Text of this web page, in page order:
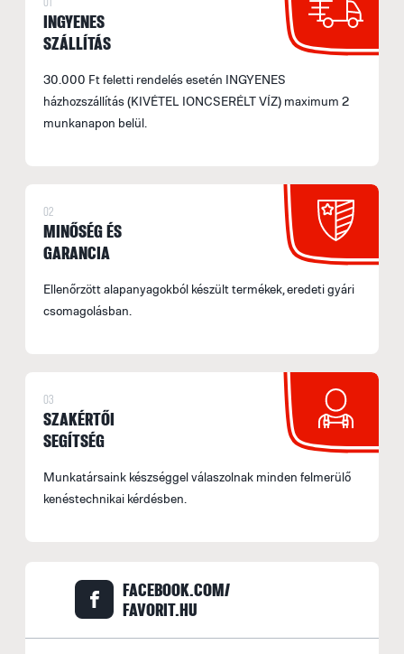
INGYENES
SZÁLLÍTÁS
30.000 Ft feletti rendelés esetén INGYENES
házhozszállítás (KIVÉTEL IONCSERÉLT VÍZ) maximum 2
munkanapon belül.
02
MINŐSÉG ÉS
GARANCIA
Ellenőrzött alapanyagokból készült termékek, eredeti gyári
csomagolásban.
03
SZAKÉRTŐI
SEGÍTSÉG
Munkatársaink készséggel válaszolnak minden felmerülő
kenéstechnikai kérdésben.
FACEBOOK.COM/
FAVORIT.HU